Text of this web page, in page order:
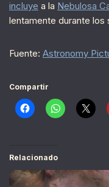
incluye a la Nebulosa
lentamente durante los
Fuente: Astronomy
Compartir
Relacionado